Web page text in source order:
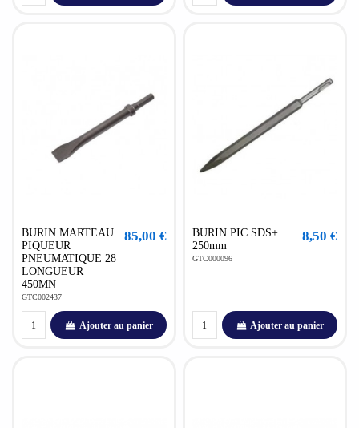
BURIN MARTEAU
PIQUEUR
PNEUMATIQUE 28
LONGUEUR
450MN
GTC002437
85,00 €
Ajouter au panier
BURIN PIC SDS+
250mm
GTC000096
8,50 €
Ajouter au panier